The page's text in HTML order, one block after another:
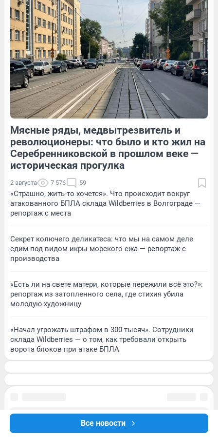
Все новости
15 Обсудить
124 1 18 Обсудить
Обсудить 19
Мясные ряды, медвытрезвитель и
революционеры: что было и кто жил на
Серебренниковской в прошлом веке —
историческая прогулка
2 августа 7 576 59
«Страшно, жить-то хочется». Что происходит вокруг
атакованного БПЛА склада Wildberries в Волгограде —
репортаж с места
Секрет колючего деликатеса: что мы на самом деле
едим под видом икры морского ежа — репортаж с
производства
«Есть ли на свете матери, которые пережили всё это?»:
репортаж из затопленного села, где стихия убила
молодую художницу
«Начал угрожать штрафом в 300 тысяч». Сотрудники
склада Wildberries — о том, как требовали открыть
ворота блоков при атаке БПЛА